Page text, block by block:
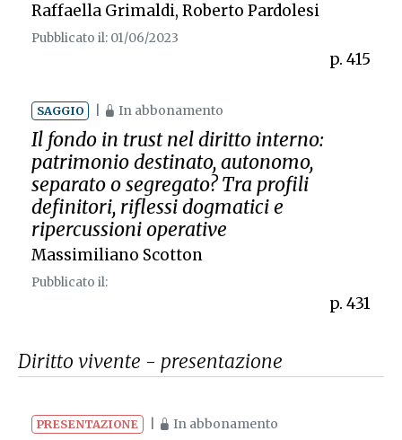
Raffaella Grimaldi, Roberto Pardolesi
Pubblicato il: 01/06/2023
p. 415
SAGGIO In abbonamento
Il fondo in trust nel diritto interno:
patrimonio destinato, autonomo,
separato o segregato? Tra profili
definitori, riflessi dogmatici e
ripercussioni operative
Massimiliano Scotton
Pubblicato il:
p. 431
Diritto vivente - presentazione
PRESENTAZIONE In abbonamento